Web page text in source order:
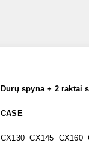
Durų spyna + 2 raktai
CASE
CX130 CX145 CX160